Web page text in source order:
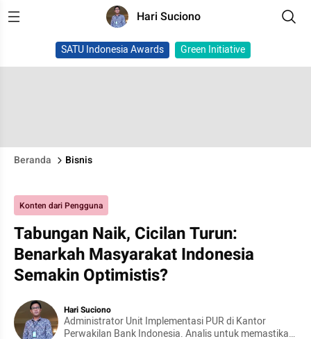
Hari Suciono
SATU Indonesia Awards Green Initiative
Beranda Bisnis
Konten dari Pengguna
Tabungan Naik, Cicilan Turun:
Benarkah Masyarakat Indonesia
Semakin Optimistis?
Hari Suciono
Administrator Unit Implementasi PUR di Kantor
Perwakilan Bank Indonesia. Analis untuk memastikan